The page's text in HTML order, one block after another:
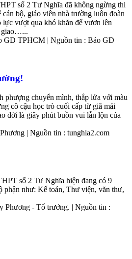
số 2 Tư Nghĩa đã không ngừng thi
bộ, giáo viên nhà trường luôn đoàn
lực vượt qua khó khăn để vươn lên
giao…...
GD TPHCM | Nguồn tin : Báo GD
phượng chuyển mình, thắp lửa với màu
cô cậu học trò cuối cấp từ giã mái
đời là giây phút buồn vui lẫn lộn của
| Nguồn tin : tunghia2.com
số 2 Tư Nghĩa hiện đang có 9
phận như: Kế toán, Thư viện, văn thư,
Phương - Tổ trưởng. | Nguồn tin :